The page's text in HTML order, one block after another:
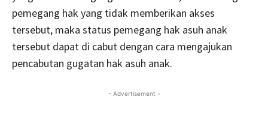
pemegang hak yang tidak memberikan akses
tersebut, maka status pemegang hak asuh anak
tersebut dapat di cabut dengan cara mengajukan
pencabutan gugatan hak asuh anak.
- Advertisement -